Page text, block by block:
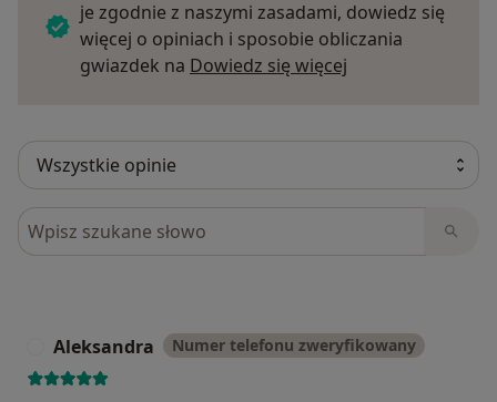
je zgodnie z naszymi zasadami, dowiedz się
więcej o opiniach i sposobie obliczania
gwiazdek na Dowiedz się więcej
Szukaj w opiniach
Aleksandra Numer telefonu zweryfikowany